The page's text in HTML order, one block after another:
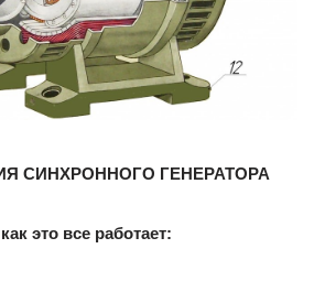
СИНХРОННОГО ГЕНЕРАТОРА
это все работает: